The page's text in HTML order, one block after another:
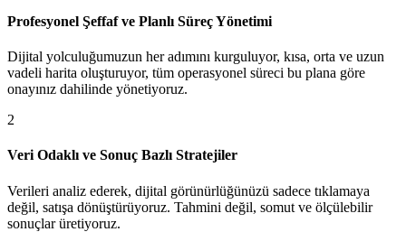
Profesyonel Şeffaf ve Planlı Süreç Yönetimi
Dijital yolculuğumuzun her adımını kurguluyor, kısa, orta ve uzun
vadeli harita oluşturuyor, tüm operasyonel süreci bu plana göre
onayınız dahilinde yönetiyoruz.
2
Veri Odaklı ve Sonuç Bazlı Stratejiler
Verileri analiz ederek, dijital görünürlüğünüzü sadece tıklamaya
değil, satışa dönüştürüyoruz. Tahmini değil, somut ve ölçülebilir
sonuçlar üretiyoruz.